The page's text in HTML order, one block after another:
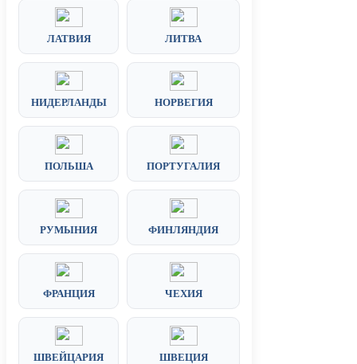
ЛАТВИЯ ЛИТВА
НИДЕРЛАНДЫ НОРВЕГИЯ
ПОЛЬША ПОРТУГАЛИЯ
РУМЫНИЯ ФИНЛЯНДИЯ
ФРАНЦИЯ ЧЕХИЯ
ШВЕЙЦАРИЯ ШВЕЦИЯ